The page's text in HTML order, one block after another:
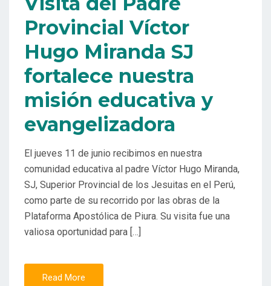
Provincial Víctor
Hugo Miranda SJ
fortalece nuestra
misión educativa y
evangelizadora
El jueves 11 de junio recibimos en nuestra
comunidad educativa al padre Víctor Hugo Miranda,
SJ, Superior Provincial de los Jesuitas en el Perú,
como parte de su recorrido por las obras de la
Plataforma Apostólica de Piura. Su visita fue una
valiosa oportunidad para […]
Read More